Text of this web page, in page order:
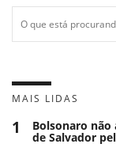
MAIS LIDAS
1 Bolsonaro
de Salvador